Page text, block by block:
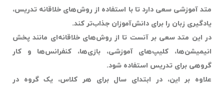
متد آموزشی سعی دارد تا با استفاده از روش‌های خلاقانه تدریس،
یادگیری زبان را برای دانش‌آموزان جذاب‌تر کند.
در این متد سعی بر آنست تا از روش‌های خلاقانه‌ای مانند پخش
انیمیشن‌ها، کلیپ‌های آموزشی، بازی‌ها، کنفرانس‌ها و کار
گروهی برای تدریس استفاده شود.
علاوه بر این، در ابتدای سال برای هر کلاس، یک گروه در